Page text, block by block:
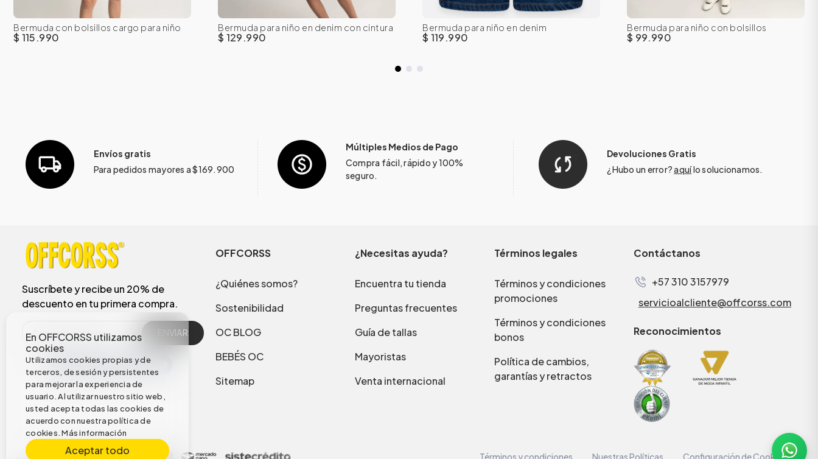
En OFFCORSS utilizamos
cookies
Utilizamos cookies propias y de
terceros, de sesión y persistentes
para mejorar la experiencia de
usuario. Al utilizar nuestro sitio web,
usted acepta todas las cookies de
acuerdo con nuestra política de
cookies.Más información
Aceptar todo
10 12 14 16
8
Bermuda con bolsillos cargo para niño
de 8 a 14 años
$ 115.990
10 12 14 16
8
Bermuda para niño en denim con cintura
élastica
$ 129.990
10 12 14
8
Bermuda para niño en denim
$ 119.990
10 12 14 16
8
Bermuda para niño con bolsillos
$ 99.990
Envíos gratis
Para pedidos mayores a $169.900
Múltiples Medios de Pago
Compra fácil, rápido y 100%
seguro.
Devoluciones Gratis
¿Hubo un error?aquílo solucionamos.
Suscríbete y recibe un 20% de
descuento en tu primera compra.
ENVIAR
OFFCORSS
¿Quiénes somos?
Sostenibilidad
OC BLOG
BEBÉS OC
Sitemap
¿Necesitas ayuda?
Encuentra tu tienda
Preguntas frecuentes
Guía de tallas
Mayoristas
Venta internacional
Términos legales
Términos y condiciones
promociones
Términos y condiciones
bonos
Política de cambios,
garantías y retractos
Contáctanos
+57 310 3157979
servicioalcliente@offcorss.com
Reconocimientos
Términos y condiciones Nuestras Políticas Configuración de Cookies